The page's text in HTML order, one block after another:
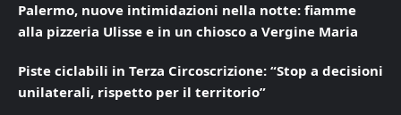
Palermo, nuove intimidazioni nella notte: fiamme
alla pizzeria Ulisse e in un chiosco a Vergine Maria
Piste ciclabili in Terza Circoscrizione: “Stop a decisioni
unilaterali, rispetto per il territorio”